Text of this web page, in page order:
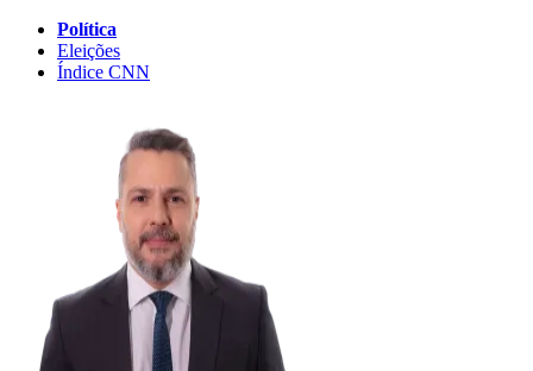
Política
Eleições
Índice CNN